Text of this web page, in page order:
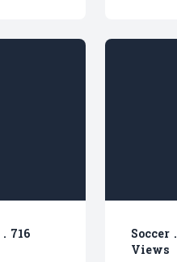
. 716
Soccer .
Views